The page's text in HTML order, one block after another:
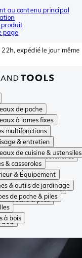
au contenu principal
page
expédié le jour même
de poche
à lames fixes
multifonctions
& entretien
de cuisine & ustensiles
& casseroles
& Équipement
& outils de jardinage
de poche & piles
à bois
de poche
à lames fixes
& entretien
de cuisine & ustensiles
casseroles
& Équipement
& outils de jardinage
de poche & piles
bois